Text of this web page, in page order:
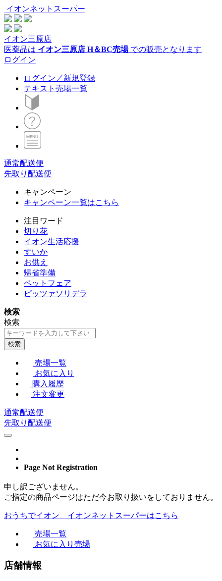
イオンネットスーパー
イオン三原店
医薬品は イオン三原店 H＆BC売場での販売となります
ログイン
ログイン／新規登録
テキスト売場一覧
通常配送便
先取り配送便
キャンペーン
キャンペーン一覧はこちら
注目ワード
切り花
イオン生活応援
すいか
お供え
帰省準備
ペットフェア
ピッツァソリデラ
検索
検索
検索
売場一覧
お気に入り
購入履歴
注文変更
通常配送便
先取り配送便
Page Not Registration
申し訳ございません。
ご指定の商品ページはただ今お取り扱いをしておりません。
おうちでイオン イオンネットスーパーはこちら
売場一覧
お気に入り売場
店舗情報